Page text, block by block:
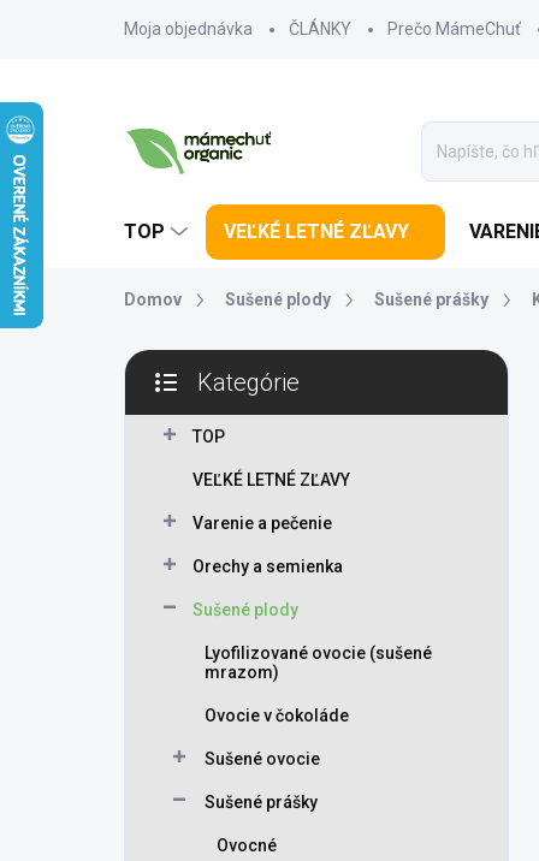
Moja objednávka
ČLÁNKY Prečo MámeChuť
TOP VEĽKÉ LETNÉ ZĽAVY
Domov Sušené plody Sušené prášky
Bočný panel
Preskočiť kategórie
Kategórie
TOP
VEĽKÉ LETNÉ ZĽAVY
Varenie a pečenie
Orechy a semienka
Sušené plody
Lyofilizované ovocie (sušené
mrazom)
Ovocie v čokoláde
Sušené ovocie
Sušené prášky
Ovocné